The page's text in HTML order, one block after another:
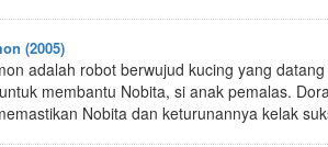
(2005)
adalah robot berwujud kucing yang
membantu Nobita, si anak pemalas.
Nobita dan keturunannya kelak